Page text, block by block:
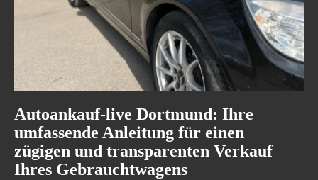
Autoankauf-live Dortmund: Ihre
umfassende Anleitung für einen
zügigen und transparenten Verkauf
Ihres Gebrauchtwagens